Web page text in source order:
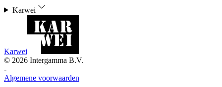
Karwei
Karwei
© 2026 Intergamma B.V.
-
Algemene voorwaarden